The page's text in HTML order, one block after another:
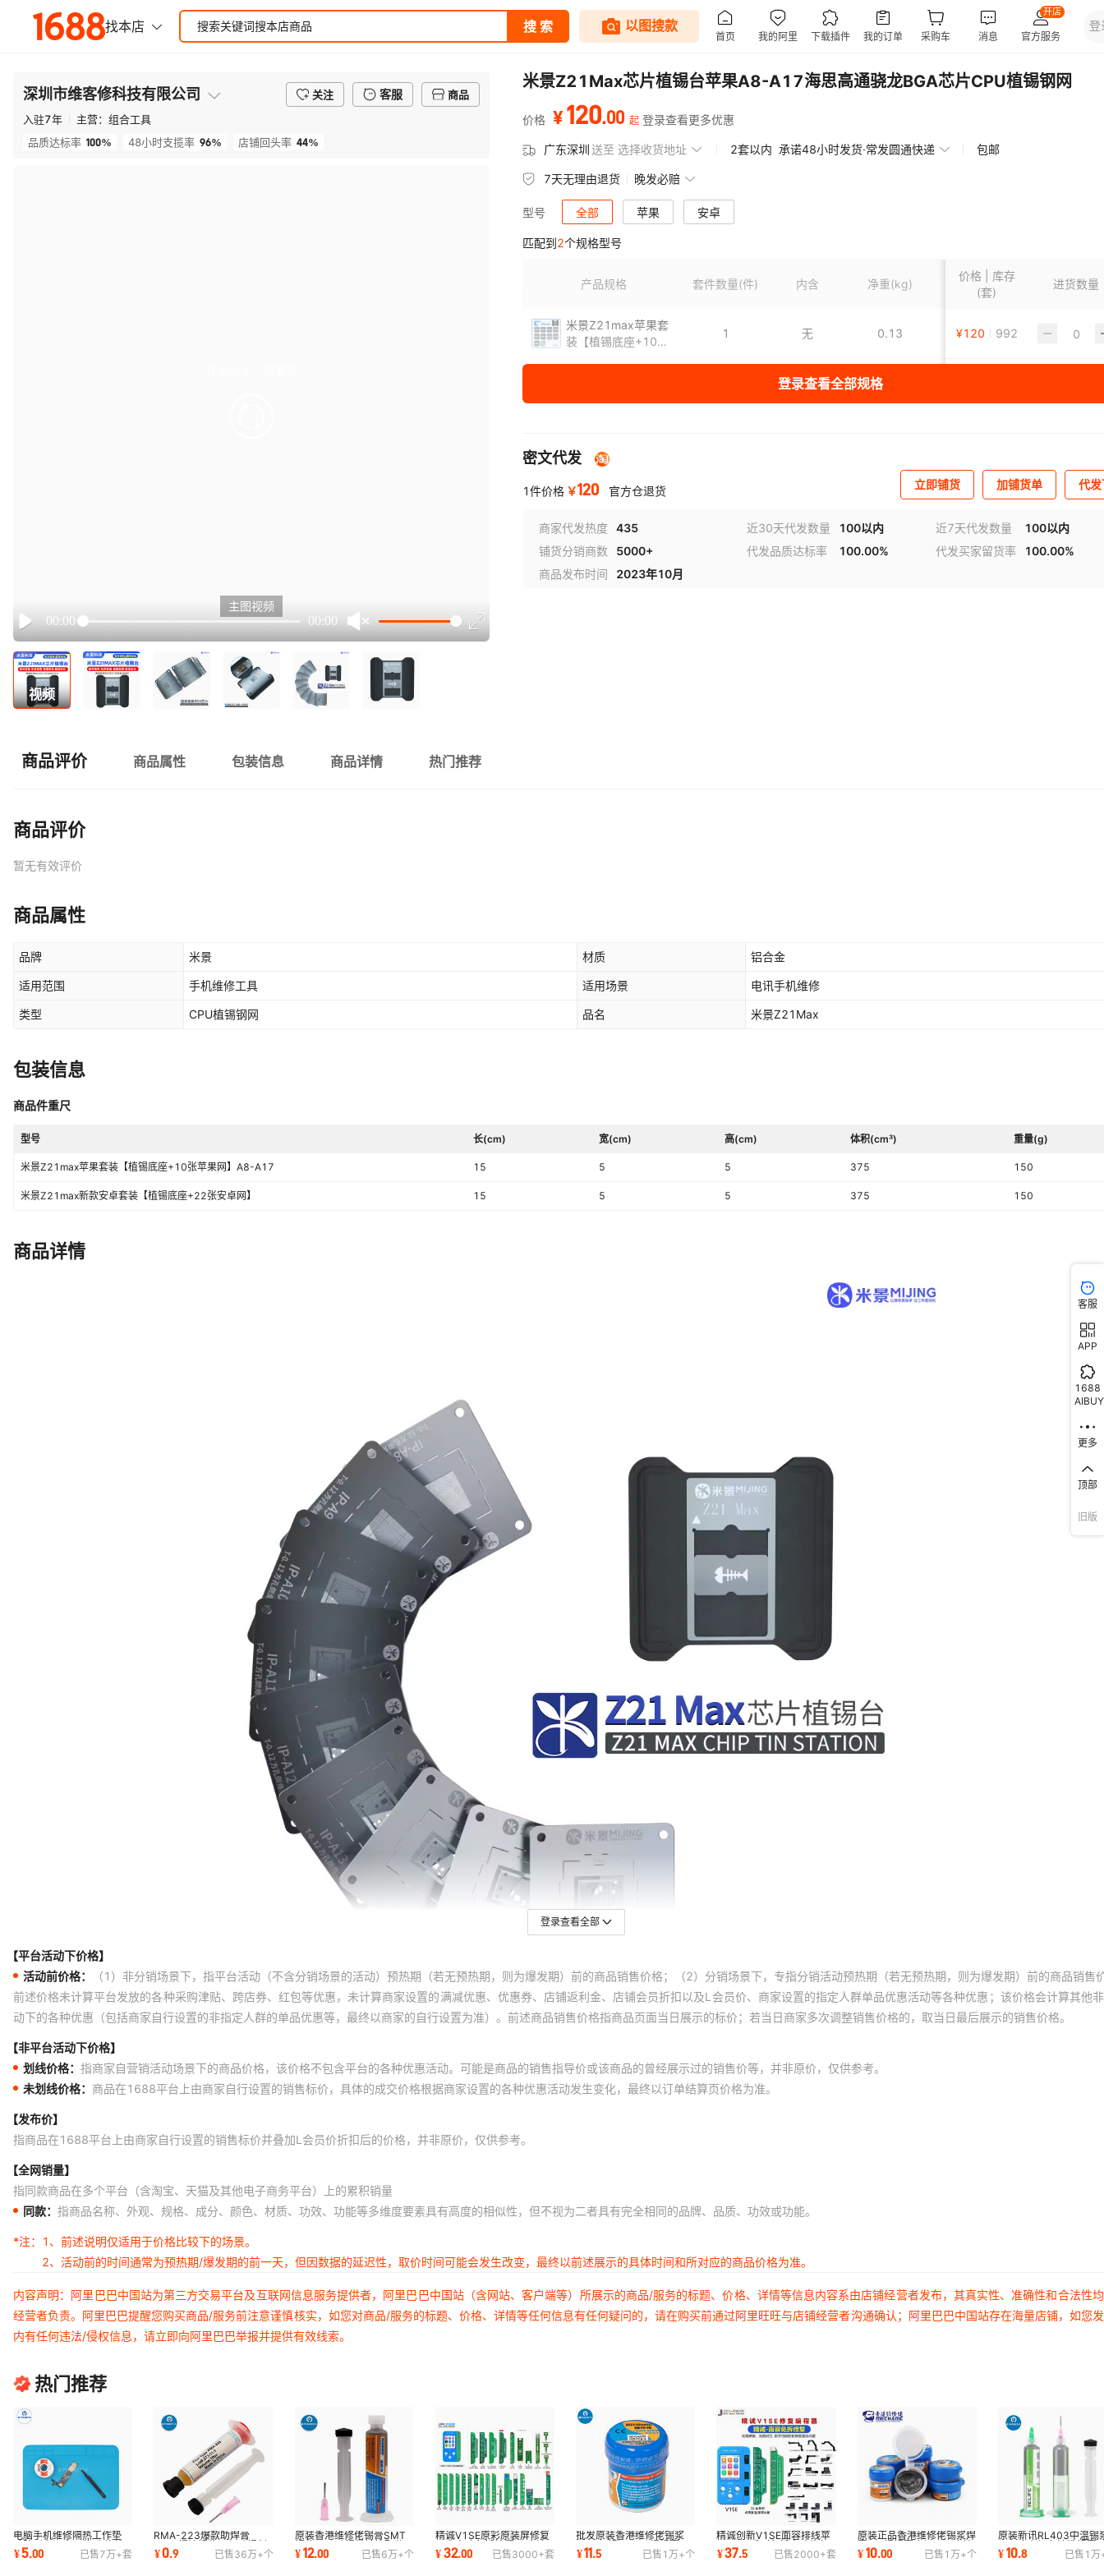
深圳市维客修科技有限公司 关注 客服
商品
入驻7年 主营： 组合工具
品质达标率 100% 48小时支揽率 96% 店铺回头率 44%
Play
00:00 00:00
主图视频
视频
米景Z21Max芯片植锡台苹果A8-A17海思高通骁龙BGA芯片CPU植锡钢网
价格 ¥120.00 起 登录查看更多优惠
广东深圳送至 选择收货地址 2套以内 承诺48小时发货·常发圆通快递 包邮
7天无理由退货 晚发必赔
型号 全部 苹果 安卓
匹配到2个规格型号
产品规格 套件数量(件) 内含 净重(kg) 型号
价格 | 库存
(套)
进货数量
米景Z21max苹果套
装【植锡底座+10张
1 无 0.13 苹果
¥120 992
+22张安卓网】
无 0.13
登录查看全部规格
密文代发
1件价格 ￥120 官方仓退货 立即铺货 加铺货单 代
商家代发热度 435 近30天代发数量 100以内 近7天代发数量
100以内
铺货分销商数
5000+ 代发品质达标率 100.00% 代发买家留货率
100.00%
商品发布时间
2023年10月
商品评价 商品属性 包装信息 商品详情 热门推荐
商品评价
暂无有效评价
商品属性
品牌 米景 材质 铝合金
适用范围 手机维修工具 适用场景 电讯手机维修
类型 CPU植锡钢网 品名 米景Z21Max
包装信息
商品件重尺
型号 长(cm) 宽(cm) 高(cm) 体积(cm³) 重量(g)
米景Z21max苹果套装【植锡底座+10张苹果网】A8-A17 15 5 5 375 150
米景Z21max新款安卓套装【植锡底座+22张安卓网】 15 5 5 375 150
商品详情
登录查看全部
【平台活动下价格】
活动前价格：
（1）非分销场景下，指平台活动（不含分销场景的活动）预热期（若无预热期，则为爆发期）前的商品销售价格；（2）分销场景下，专指分销活动预热期（若无预热期，则为爆发期）前的商品销售
前述价格未计算平台发放的各种采购津贴、跨店券、红包等优惠，未计算商家设置的满减优惠、优惠券、店铺返利金、店铺会员折扣以及L会员价、商家设置的指定人群单品优惠活动等各种优惠；该价格会计算其他
动下的各种优惠（包括商家自行设置的非指定人群的单品优惠等，最终以商家的自行设置为准）。前述商品销售价格指商品页面当日展示的标价；若当日商家多次调整销售价格的，取当日最后展示的销售价格。
【非平台活动下价格】
划线价格： 指商家自营销活动场景下的商品价格，该价格不包含平台的各种优惠活动。可能是商品的销售指导价或该商品的曾经展示过的销售价等，并非原价，仅供参考。
未划线价格： 商品在1688平台上由商家自行设置的销售标价，具体的成交价格根据商家设置的各种优惠活动发生变化，最终以订单结算页价格为准。
【发布价】
指商品在1688平台上由商家自行设置的销售标价并叠加L会员价折扣后的价格，并非原价，仅供参考。
【全网销量】
指同款商品在多个平台（含淘宝、天猫及其他电子商务平台）上的累积销量
同款： 指商品名称、外观、规格、成分、颜色、材质、功效、功能等多维度要素具有高度的相似性，但不视为二者具有完全相同的品牌、品质、功效或功能。
*注：
1、前述说明仅适用于价格比较下的场景。
2、活动前的时间通常为预热期/爆发期的前一天，但因数据的延迟性，取价时间可能会发生改变，最终以前述展示的具体时间和所对应的商品价格为准。
内容声明：阿里巴巴中国站为第三方交易平台及互联网信息服务提供者，阿里巴巴中国站（含网站、客户端等）所展示的商品/服务的标题、价格、详情等信息内容系由店铺经营者发布，其真实性、准确性和合法性
经营者负责。阿里巴巴提醒您购买商品/服务前注意谨慎核实，如您对商品/服务的标题、价格、详情等任何信息有任何疑问的，请在购买前通过阿里旺旺与店铺经营者沟通确认；阿里巴巴中国站存在海量店铺，如您
内有任何违法/侵权信息，请立即向阿里巴巴举报并提供有效线索。
热门推荐
电脑手机维修隔热工作垫
硅胶耐高温桌面垫 电烙铁
工具垫子爆款
¥5.00 已售7万+套
RMA-223爆款助焊膏
10cc焊油锡浆环保助焊剂
外贸款Soldering Paste
¥0.9 已售36万+个
原装香港维修佬锡膏SMT
锡浆BGA助焊带针筒配件
XG-Z40焊膏带防伪码
¥12.00 已售6万+个
精诚V1SE原彩原装屏修复
面容点阵免拆编程器 电池
健康度指纹修复
¥32.00 已售3000+套
批发原装香港维修佬锡浆
XG-50锡泥SMT焊锡膏
BGA植锡浆带防伪标签
¥11.5 已售 1万+个
精诚创新V1SE面容排线苹
果X-16系列免拆点阵修复
排线无需焊接对位
¥37.5 已售2000+套
原装正品香港维修佬锡浆焊
膏smt焊锡膏含铅183度熔
点维修BGA专用
¥10.00 已售 1万+个
原装新讯RL403中温锡
183度有铅免清洗锡膏
机维修植锡BGA锡泥
¥10.8 已售 1万
客服
APP
1688
AIBUY
更多
顶部
旧版